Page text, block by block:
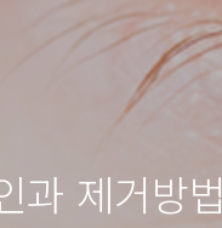
과 제거방법